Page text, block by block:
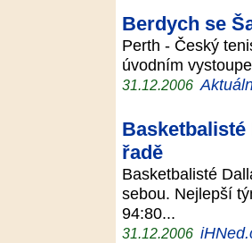
Berdych se
Perth - Český
úvodním
31.12.2006
řadě
Basketbalisté
sebou. Nejlepší
94:80...
31.12.2006